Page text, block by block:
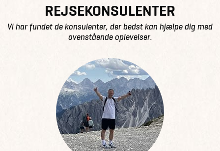
REJSEKONSULENTER
Vi har fundet de konsulenter, der bedst kan hjælpe dig med
ovenstående oplevelser.